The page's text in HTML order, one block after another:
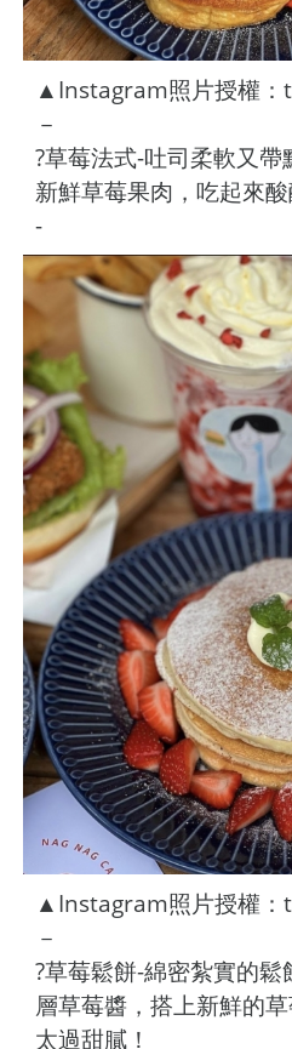
▲Instagram照片授權
－
?草莓法式-吐司柔軟又
新鮮草莓果肉，吃起來
-
▲Instagram照片授權
－
?草莓鬆餅-綿密紮實的
層草莓醬，搭上新鮮的
太過甜膩！